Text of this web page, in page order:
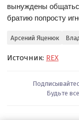
вынуждены
братию попросту
Арсений Яценюк
Источник: REX
Будьте